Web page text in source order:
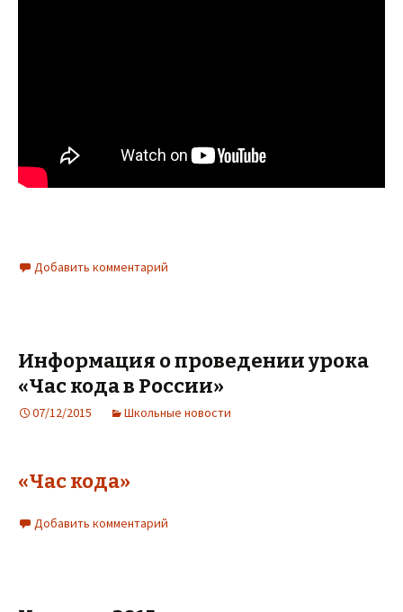
Добавить комментарий
Информация о проведении урока
«Час кода в России»
07/12/2015 Школьные новости
«Час кода»
Добавить комментарий